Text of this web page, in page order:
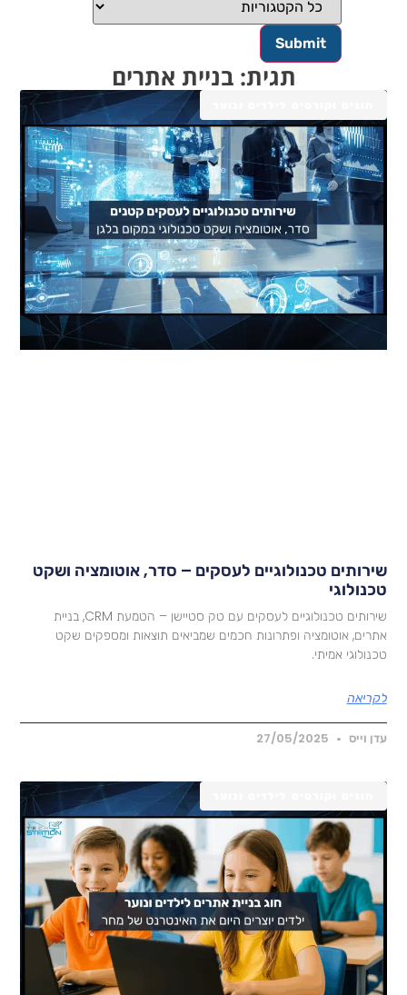
תגית: בניית אתרים
טכנולוגיים לעסקים – סדר, אוטומציה ושקט
שירותים טכנולוגיים לעסקים עם טק סטיישן – הטמעת CRM, בניית
אוטומציה ופתרונות חכמים שמביאים תוצאות ומספקים שקט
אמיתי.
וייס 27/05/2025